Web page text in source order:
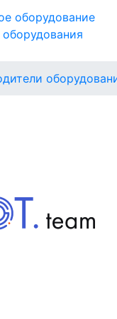
оборудование